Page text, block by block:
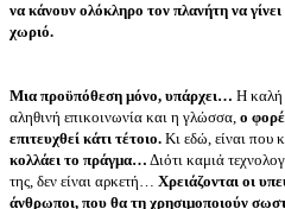
να κάνουν ολόκληρο τον πλανήτη να γίνει
χωριό.
Μια προϋπόθεση μόνο, υπάρχει… Η καλή
αληθινή επικοινωνία και η γλώσσα, ο
επιτευχθεί κάτι τέτοιο. Κι εδώ, είναι που
κολλάει το πράγμα… Διότι καμιά
της, δεν είναι αρκετή… Χρειάζονται οι
άνθρωποι, που θα τη χρησιμοποιούν